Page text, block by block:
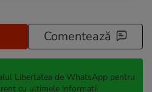
Comentează
Libertatea de WhatsApp pentru
cu ultimele informații